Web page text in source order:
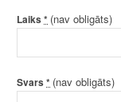
Laiks* (nav obligāts)
Svars* (nav obligāts)